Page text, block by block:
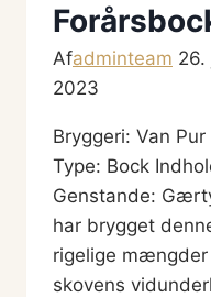
Afadminteam 26.
2023
Bryggeri: Van
Type: Bock
Genstande:
har brygget
rigelige
skovens